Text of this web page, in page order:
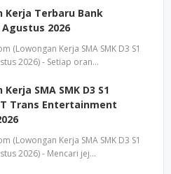
Kerja Terbaru Bank
2026
(Lowongan Kerja SMA SMK D3 S1
2026) - Setiap oran…
SMA SMK D3 S1
Trans Entertainment
(Lowongan Kerja SMA SMK D3 S1
2026) - Mencari jej…